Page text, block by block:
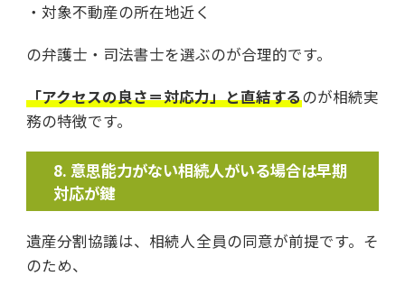
・対象不動産の所在地近く
の弁護士・司法書士を選ぶのが合理的です。
「アクセスの良さ＝対応力」と直結するのが相続実
務の特徴です。
意思能力がない相続人がいる場合は早期
対応が鍵
遺産分割協議は、相続人全員の同意が前提です。そ
のため、